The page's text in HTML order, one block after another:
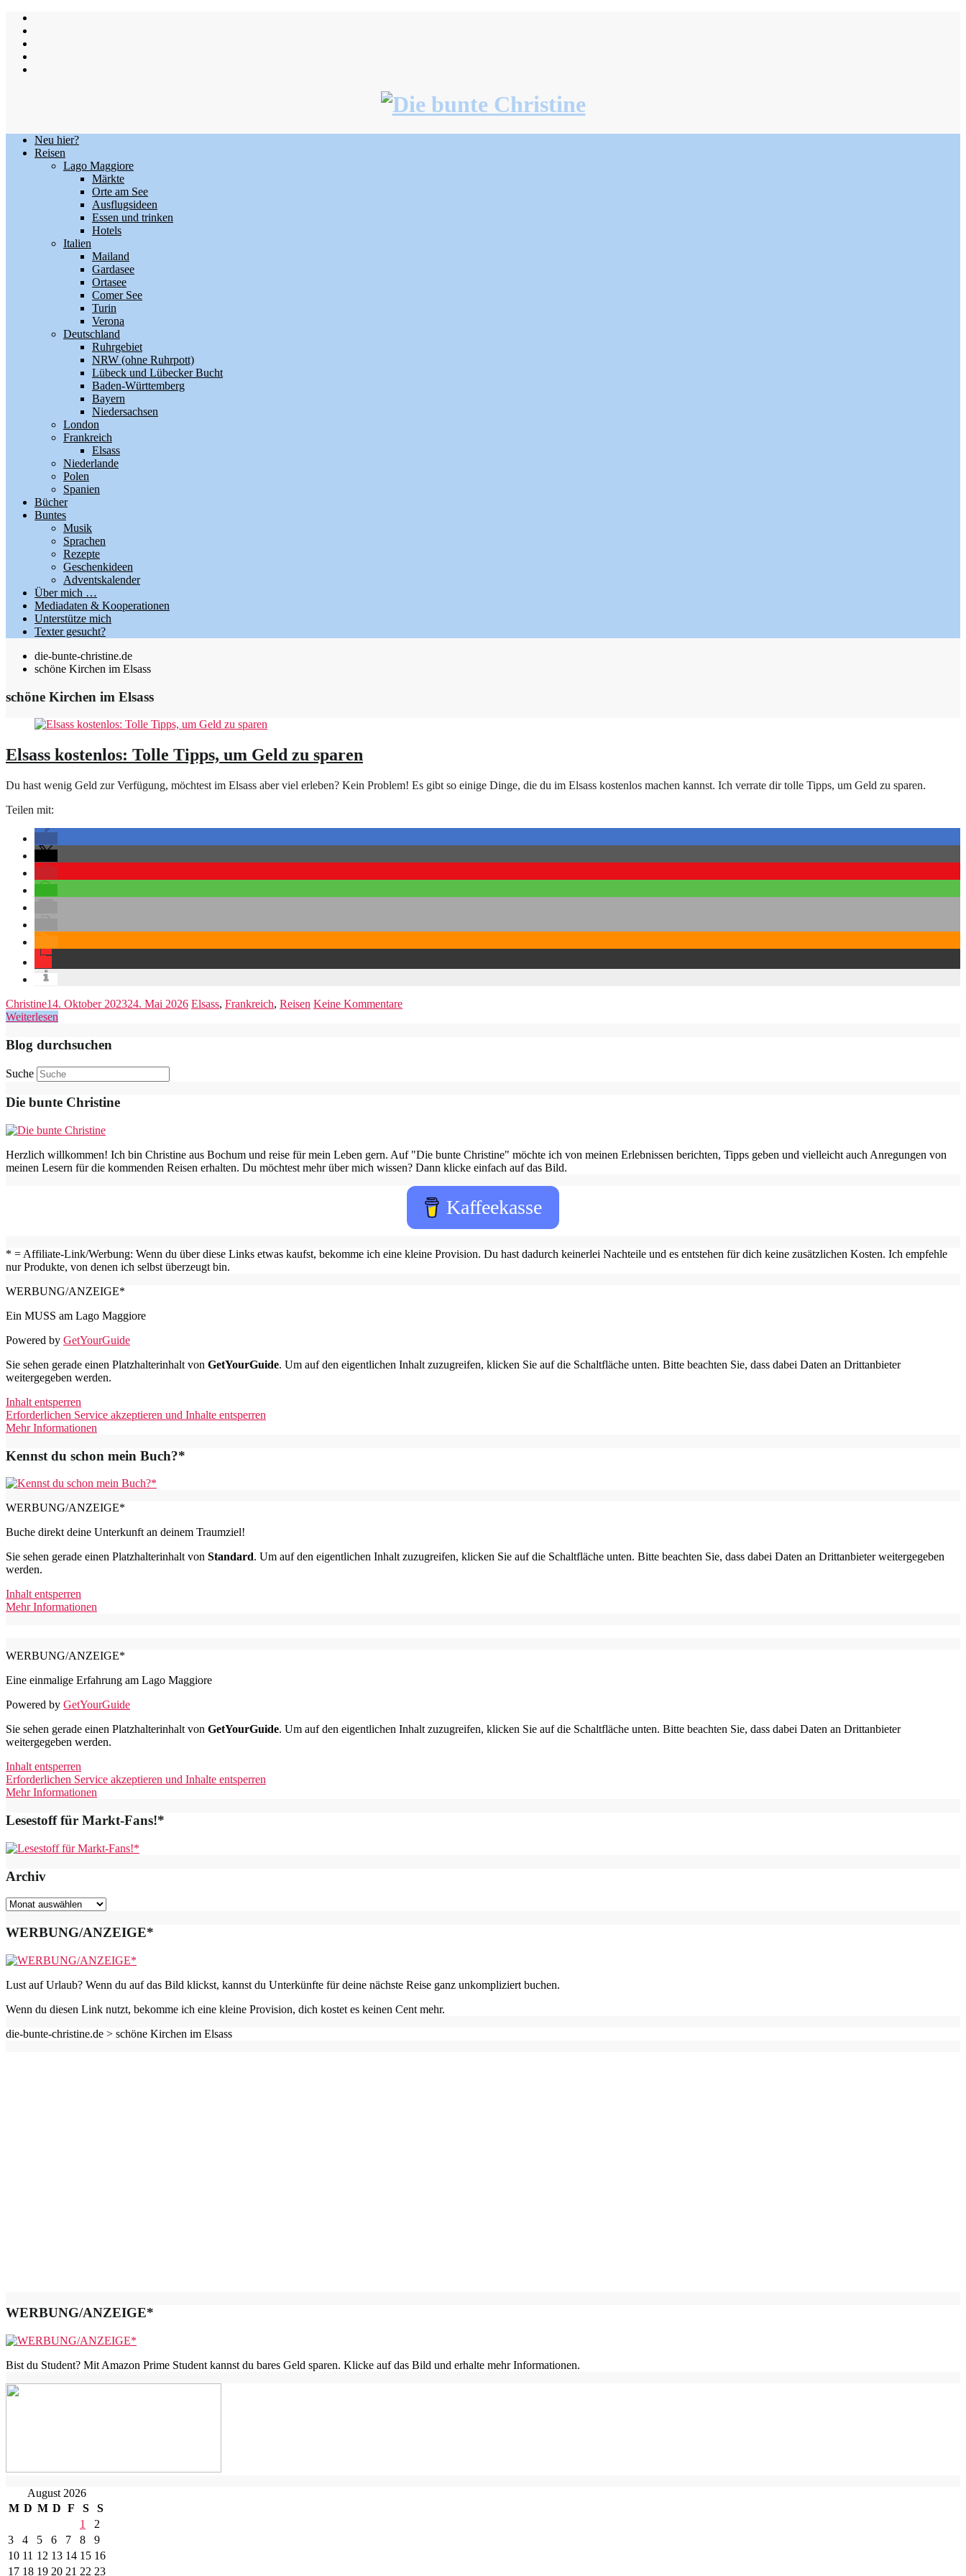
Skip
content
Neu hier?
Reisen
Lago Maggiore
Märkte
Orte am See
Ausflugsideen
Essen und trinken
Hotels
Italien
Mailand
Gardasee
Ortasee
Comer See
Turin
Verona
Deutschland
Ruhrgebiet
NRW (ohne Ruhrpott)
Lübeck und Lübecker Bucht
Baden-Württemberg
Bayern
Niedersachsen
London
Frankreich
Elsass
Niederlande
Polen
Spanien
Bücher
Buntes
Musik
Sprachen
Rezepte
Geschenkideen
Adventskalender
Über mich …
Mediadaten & Kooperationen
Unterstütze mich
Texter gesucht?
die-bunte-christine.de
schöne Kirchen im Elsass
schöne Kirchen im Elsass
Elsass kostenlos: Tolle Tipps, um Geld zu sparen
Du hast wenig Geld zur Verfügung, möchtest im Elsass aber viel erleben? Kein Problem! Es gibt so einige Dinge, die du im Elsass kostenlos machen kannst. Ich verrate dir tolle Tipps, um Geld zu sparen.
Teilen mit:
Christine14. Oktober 202324. Mai 2026 Elsass, Frankreich, Reisen Keine Kommentare
Weiterlesen
Blog durchsuchen
Suche
Die bunte Christine
Herzlich willkommen! Ich bin Christine aus Bochum und reise für mein Leben gern. Auf "Die bunte Christine" möchte ich von meinen Erlebnissen berichten, Tipps geben und vielleicht auch Anregungen von
meinen Lesern für die kommenden Reisen erhalten. Du möchtest mehr über mich wissen? Dann klicke einfach auf das Bild.
Kaffeekasse
* = Affiliate-Link/Werbung: Wenn du über diese Links etwas kaufst, bekomme ich eine kleine Provision. Du hast dadurch keinerlei Nachteile und es entstehen für dich keine zusätzlichen Kosten. Ich empfehle
nur Produkte, von denen ich selbst überzeugt bin.
WERBUNG/ANZEIGE*
Ein MUSS am Lago Maggiore
Powered by GetYourGuide
Sie sehen gerade einen Platzhalterinhalt von GetYourGuide. Um auf den eigentlichen Inhalt zuzugreifen, klicken Sie auf die Schaltfläche unten. Bitte beachten Sie, dass dabei Daten an Drittanbieter
weitergegeben werden.
Inhalt entsperren
Erforderlichen Service akzeptieren und Inhalte entsperren
Mehr Informationen
Kennst du schon mein Buch?*
WERBUNG/ANZEIGE*
Buche direkt deine Unterkunft an deinem Traumziel!
Sie sehen gerade einen Platzhalterinhalt von Standard. Um auf den eigentlichen Inhalt zuzugreifen, klicken Sie auf die Schaltfläche unten. Bitte beachten Sie, dass dabei Daten an Drittanbieter weitergegeben
werden.
Inhalt entsperren
Mehr Informationen
WERBUNG/ANZEIGE*
Eine einmalige Erfahrung am Lago Maggiore
Powered by GetYourGuide
Sie sehen gerade einen Platzhalterinhalt von GetYourGuide. Um auf den eigentlichen Inhalt zuzugreifen, klicken Sie auf die Schaltfläche unten. Bitte beachten Sie, dass dabei Daten an Drittanbieter
weitergegeben werden.
Inhalt entsperren
Erforderlichen Service akzeptieren und Inhalte entsperren
Mehr Informationen
Lesestoff für Markt-Fans!*
Archiv
Archiv
WERBUNG/ANZEIGE*
Lust auf Urlaub? Wenn du auf das Bild klickst, kannst du Unterkünfte für deine nächste Reise ganz unkompliziert buchen.
Wenn du diesen Link nutzt, bekomme ich eine kleine Provision, dich kostet es keinen Cent mehr.
die-bunte-christine.de > schöne Kirchen im Elsass
WERBUNG/ANZEIGE*
Bist du Student? Mit Amazon Prime Student kannst du bares Geld sparen. Klicke auf das Bild und erhalte mehr Informationen.
August 2026
M D M D F S
S
1
2
3
4 5 6 7 8
9
10 11 12 13 14 15 16
17 18 19 20 21 22 23